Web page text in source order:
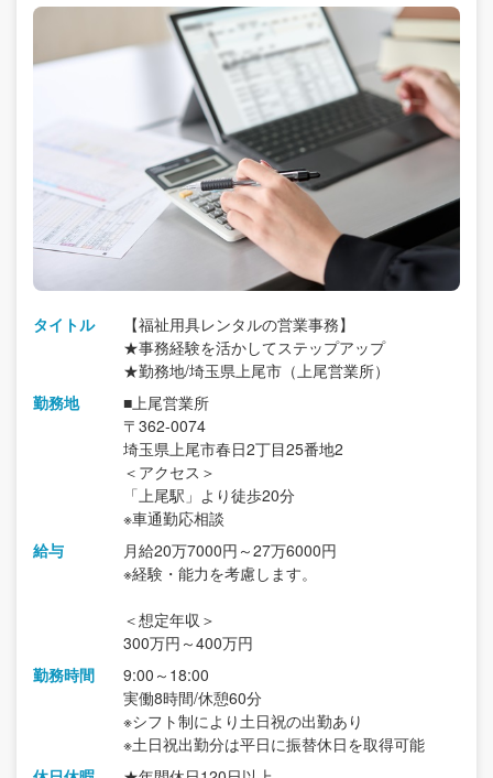
タイトル
【福祉用具レンタルの営業事務】
★事務経験を活かしてステップアップ
★勤務地/埼玉県上尾市（上尾営業所）
勤務地
■上尾営業所
〒362-0074
埼玉県上尾市春日2丁目25番地2
＜アクセス＞
「上尾駅」より徒歩20分
※車通勤応相談
給与
月給20万7000円～27万6000円
※経験・能力を考慮します。
＜想定年収＞
300万円～400万円
勤務時間
9:00～18:00
実働8時間/休憩60分
※シフト制により土日祝の出勤あり
※土日祝出勤分は平日に振替休日を取得可能